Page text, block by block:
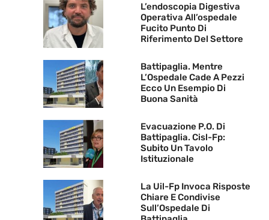
L’endoscopia Digestiva
Operativa All’ospedale
Fucito Punto Di
Riferimento Del Settore
Battipaglia. Mentre
L’Ospedale Cade A Pezzi
Ecco Un Esempio Di
Buona Sanità
Evacuazione P.O. Di
Battipaglia. Cisl-Fp:
Subito Un Tavolo
Istituzionale
La Uil-Fp Invoca Risposte
Chiare E Condivise
Sull’Ospedale Di